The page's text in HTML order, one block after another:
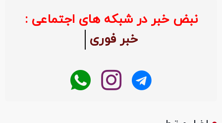
نبض خبر در شبکه های اجتماعی :
خبر فوری